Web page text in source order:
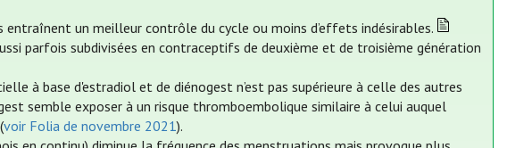
entraînent un meilleur contrôle du cycle ou moins d’effets indésirables.
parfois subdivisées en contraceptifs de deuxième et de troisième génération
à base d'estradiol et de diénogest n’est pas supérieure à celle des autres
semble exposer à un risque thromboembolique similaire à celui auquel
voir Folia de novembre 2021).